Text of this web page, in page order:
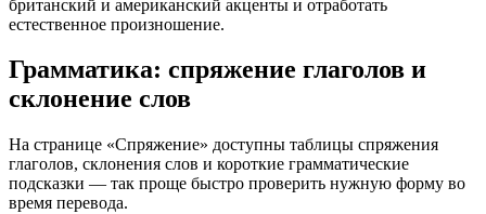
британский и американский акценты и отработать
естественное произношение.
Грамматика: спряжение глаголов и
склонение слов
На странице «Спряжение» доступны таблицы спряжения
глаголов, склонения слов и короткие грамматические
подсказки — так проще быстро проверить нужную форму во
время перевода.